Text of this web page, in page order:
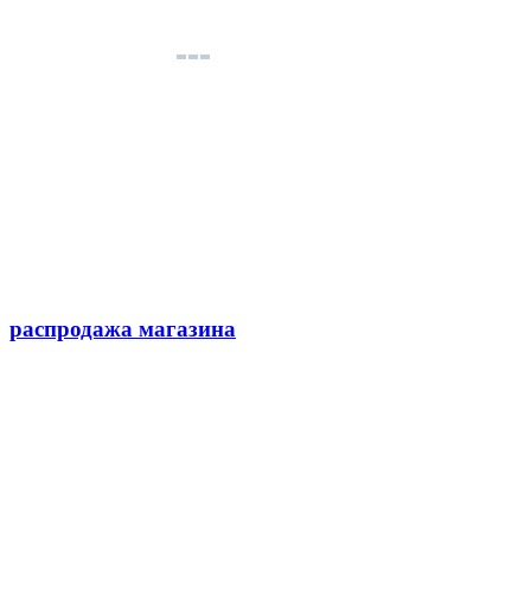
распродажа магазина